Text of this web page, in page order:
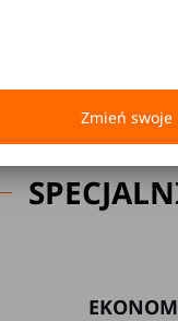
Zmień